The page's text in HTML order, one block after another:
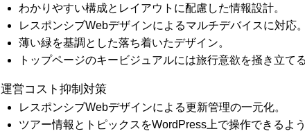
わかりやすい構成とレイアウトに配慮した情報設計。
レスポンシブWebデザインによるマルチデバイスに対応。
薄い緑を基調とした落ち着いたデザイン。
トップページのキービジュアルには旅行意欲を掻き立て
運営コスト抑制対策
レスポンシブWebデザインによる更新管理の一元化。
ツアー情報とトピックスをWordPress上で操作できるよ